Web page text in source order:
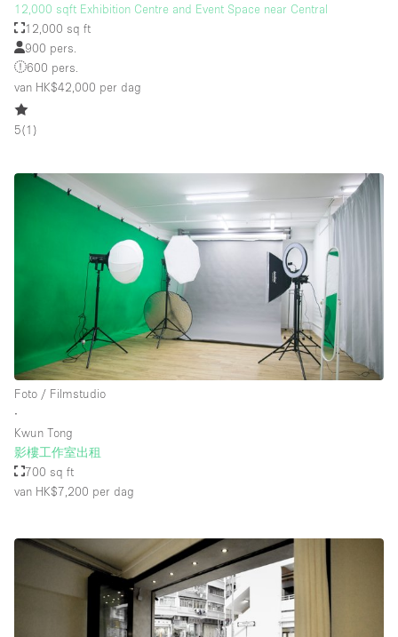
12,000 sqft Exhibition Centre and Event Space near Central
12,000 sq ft
900 pers.
600 pers.
van HK$42,000 per dag
5(1 )
Foto / Filmstudio
∙
Kwun Tong
影樓工作室出租
700 sq ft
van HK$7,200 per dag